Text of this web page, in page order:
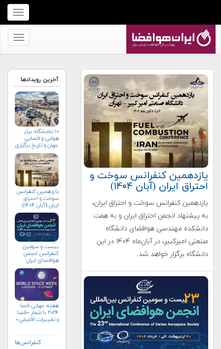
برای
نمایش
منو
برای
کنید
یازدهمین کنفرانس سوخت و
احتراق ایران (آبان‌ ۱۴۰۴)
یازدهمین کنفرانس سوخت و احتراق ایران،
به پیشنهاد انجمن احتراق ایران و به همت
دانشکده مهندسی هوافضای دانشگاه
صنعتی امیرکبیر، در آبان‌ماه ۱۴۰۴ در این
دانشگاه برگزار خواهد شد.
آخرین رویدادها
۱۰ نمایشگاه برتر
هوایی و فضایی
جهان و تاریخ برگزاری
آن‌ها
یازدهمین کنفرانس
سوخت و احتراق
ایران (آبان‌ ۱۴۰۴)
بیست و سومین
کنفرانس انجمن
هوافضای ايران
هفته جهانی فضا
۲۰۲۴ با شعار «فضا
و تغییرات اقلیمی»
کنفرانس‌ها